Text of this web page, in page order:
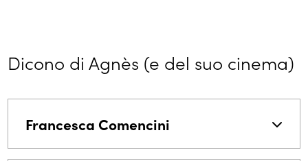
Dicono di Agnès (e del suo cinema)
Francesca Comencini